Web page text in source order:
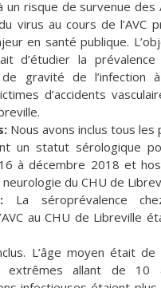
un risque de survenue des
virus au cours de l’AVC
en santé publique.
d’étudier la
gravité de l’infection
d’accidents
Nous avons inclus tous
un statut sérologique
à décembre 2018 et
du CHU de
La séroprévalence
au CHU de Libreville
L’âge moyen était
extrêmes allant de 10